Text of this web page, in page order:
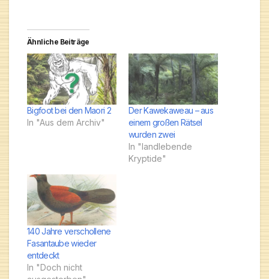
Ähnliche Beiträge
Bigfoot bei den Maori 2
In "Aus dem Archiv"
Der Kawekaweau – aus
einem großen Rätsel
wurden zwei
In "landlebende
Kryptide"
140 Jahre verschollene
Fasantaube wieder
entdeckt
In "Doch nicht